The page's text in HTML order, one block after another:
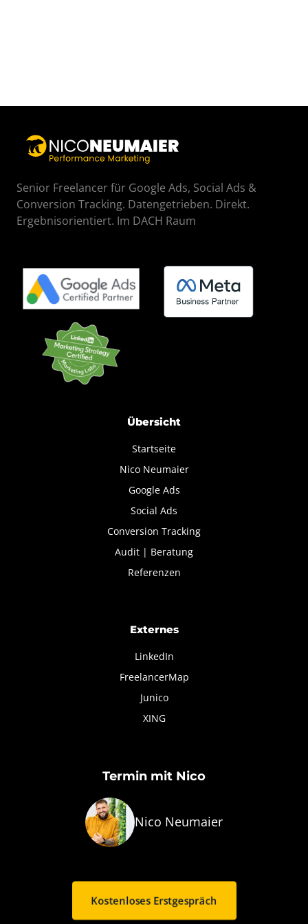
Senior Freelancer für Google Ads, Social Ads &
Conversion Tracking. Datengetrieben. Direkt.
Ergebnisorientiert. Im DACH Raum
Übersicht
Startseite
Nico Neumaier
Google Ads
Social Ads
Conversion Tracking
Audit | Beratung
Referenzen
Externes
LinkedIn
FreelancerMap
Junico
XING
Termin mit Nico
Nico Neumaier
Kostenloses Erstgespräch